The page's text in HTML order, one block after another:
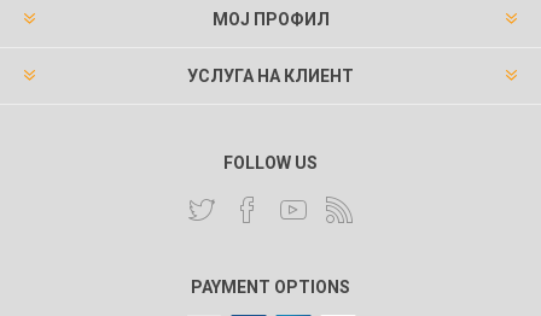
МОЈ ПРОФИЛ
УСЛУГА НА КЛИЕНТ
FOLLOW US
PAYMENT OPTIONS